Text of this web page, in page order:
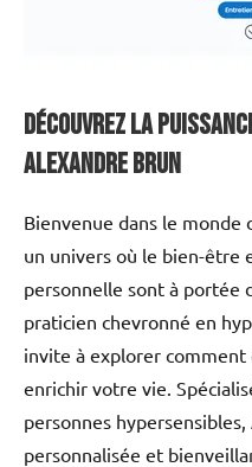
Découvrez la
Alexandre Brun
Bienvenue dans le monde
un univers où le bien-être
personnelle sont à portée
praticien chevronné en
invite à explorer
enrichir votre vie.
personnes
personnalisée et